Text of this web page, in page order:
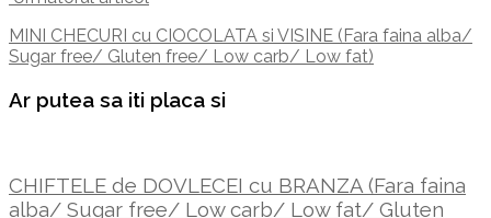
MINI CHECURI cu CIOCOLATA si VISINE (Fara faina alba/
Sugar free/ Gluten free/ Low carb/ Low fat)
Ar putea sa iti placa si
CHIFTELE de DOVLECEI cu BRANZA (Fara faina
alba/ Sugar free/ Low carb/ Low fat/ Gluten